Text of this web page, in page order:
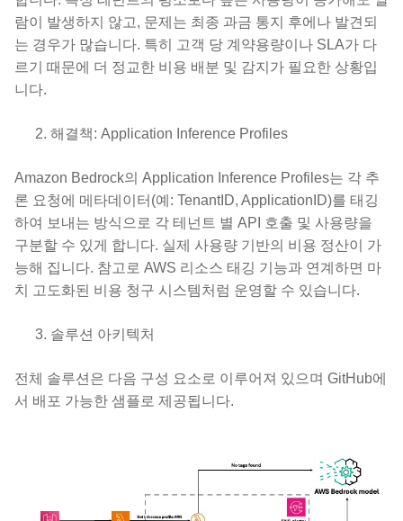
람이 발생하지 않고, 문제는 최종 과금 통지 후에나 발견되
는 경우가 많습니다. 특히 고객 당 계약용량이나 SLA가 다
르기 때문에 더 정교한 비용 배분 및 감지가 필요한 상황입
니다.
해결책: Application Inference Profiles
Amazon Bedrock의 Application Inference Profiles는 각 추
론 요청에 메타데이터(예: TenantID, ApplicationID)를 태깅
하여 보내는 방식으로 각 테넌트 별 API 호출 및 사용량을
구분할 수 있게 합니다. 실제 사용량 기반의 비용 정산이 가
능해 집니다. 참고로 AWS 리소스 태깅 기능과 연계하면 마
치 고도화된 비용 청구 시스템처럼 운영할 수 있습니다.
솔루션 아키텍처
전체 솔루션은 다음 구성 요소로 이루어져 있으며 GitHub에
서 배포 가능한 샘플로 제공됩니다.